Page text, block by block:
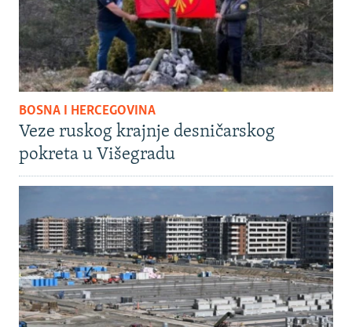
BOSNA I HERCEGOVINA
Veze ruskog krajnje desničarskog
pokreta u Višegradu